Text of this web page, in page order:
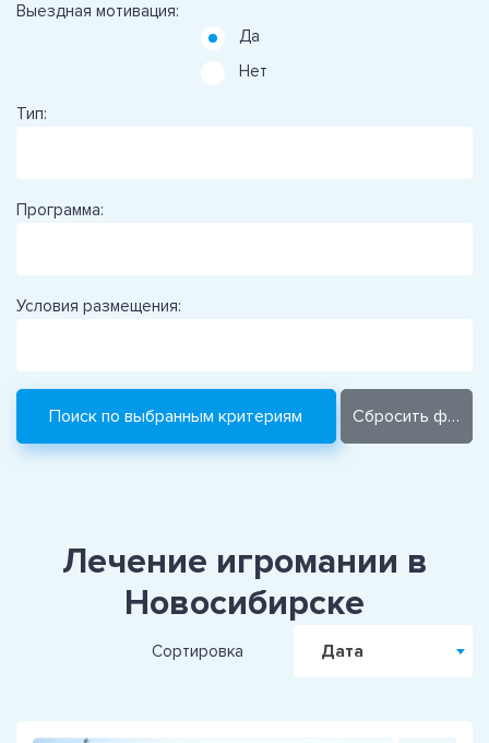
Выездная мотивация:
Да
Нет
Тип:
Программа:
Условия размещения:
Лечение игромании в
Новосибирске
Сортировка Дата